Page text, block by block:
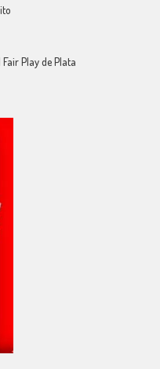
Play de Plata